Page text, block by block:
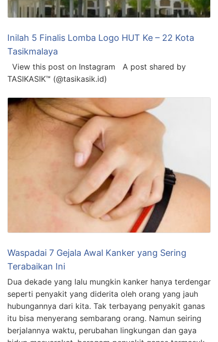
Inilah 5 Finalis Lomba Logo HUT Ke – 22 Kota
Tasikmalaya
View this post on Instagram A post shared by
TASIKASIK™ (@tasikasik.id)
Waspadai 7 Gejala Awal Kanker yang Sering
Terabaikan Ini
Dua dekade yang lalu mungkin kanker hanya terdengar
seperti penyakit yang diderita oleh orang yang jauh
hubungannya dari kita. Tak terbayang penyakit ganas
itu bisa menyerang sembarang orang. Namun seiring
berjalannya waktu, perubahan lingkungan dan gaya